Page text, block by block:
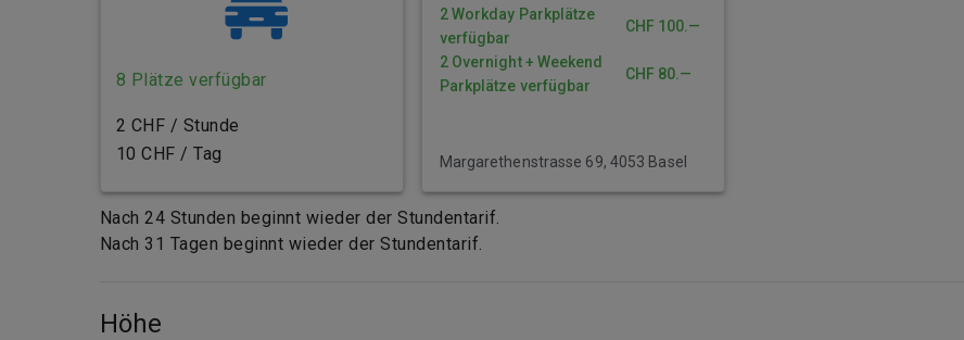
8 Plätze verfügbar
2 CHF / Stunde
10 CHF / Tag
2 Workday Parkplätze
verfügbar
CHF 100.—
2 Overnight + Weekend
Parkplätze verfügbar
CHF 80.—
Margarethenstrasse 69, 4053 Basel
Nach 24 Stunden beginnt wieder der Stundentarif.
Nach 31 Tagen beginnt wieder der Stundentarif.
Höhe